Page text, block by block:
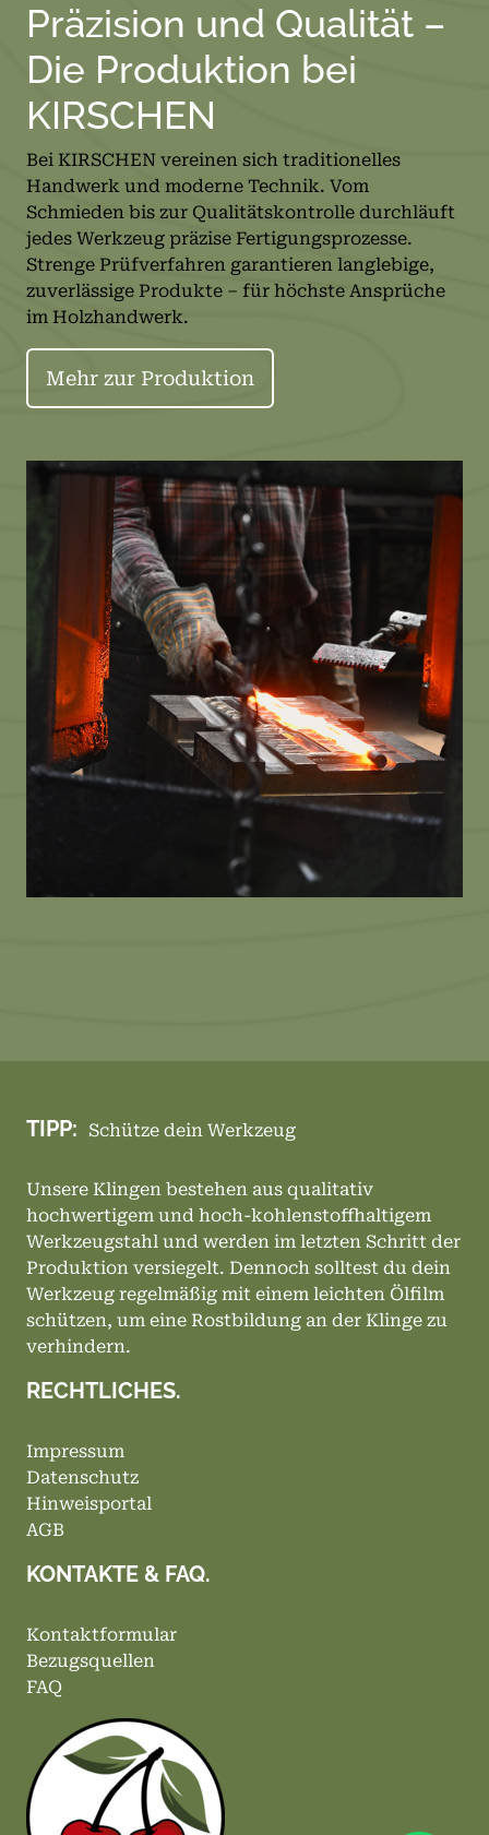
Präzision und Qualität –
Die Produktion bei
KIRSCHEN
Bei KIRSCHEN vereinen sich traditionelles
Handwerk und moderne Technik. Vom
Schmieden bis zur Qualitätskontrolle durchläuft
jedes Werkzeug präzise Fertigungsprozesse.
Strenge Prüfverfahren garantieren langlebige,
zuverlässige Produkte – für höchste Ansprüche
im Holzhandwerk.
Mehr zur Produktion
TIPP: Schütze dein Werkzeug
Unsere Klingen bestehen aus qualitativ
hochwertigem und hoch-kohlenstoffhaltigem
Werkzeugstahl und werden im letzten Schritt der
Produktion versiegelt. Dennoch solltest du dein
Werkzeug regelmäßig mit einem leichten Ölfilm
schützen, um eine Rostbildung an der Klinge zu
verhindern.
RECHTLICHES.
Impressum
Datenschutz
Hinweisportal
AGB
KONTAKTE & FAQ.
Kontaktformular
Bezugsquellen
FAQ